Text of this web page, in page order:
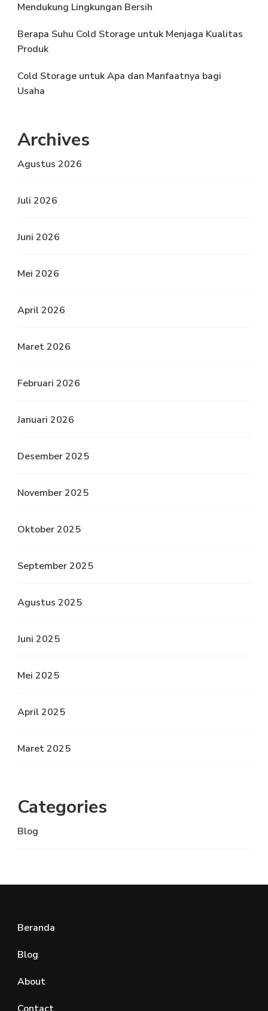
Mendukung Lingkungan Bersih
Berapa Suhu Cold Storage untuk Menjaga Kualitas
Produk
Cold Storage untuk Apa dan Manfaatnya bagi
Usaha
Archives
Agustus 2026
Juli 2026
Juni 2026
Mei 2026
April 2026
Maret 2026
Februari 2026
Januari 2026
Desember 2025
November 2025
Oktober 2025
September 2025
Agustus 2025
Juni 2025
Mei 2025
April 2025
Maret 2025
Categories
Blog
Beranda
Blog
About